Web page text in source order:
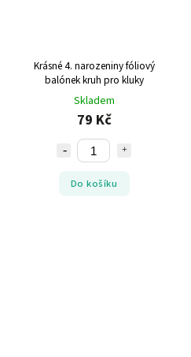
Krásné 4. narozeniny fóliový
balónek kruh pro kluky
Skladem
79 Kč
Do košíku